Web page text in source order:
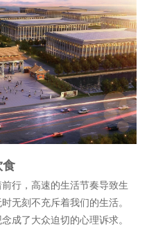
食
行，高速的生活节奏导致生
无刻不充斥着我们的生活。
成了大众迫切的心理诉求。